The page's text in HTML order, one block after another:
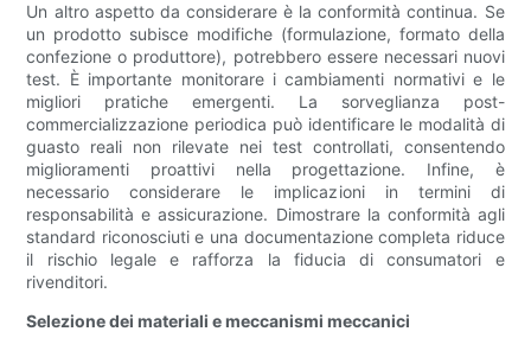
Un altro aspetto da considerare è la conformità continua. Se
un prodotto subisce modifiche (formulazione, formato della
confezione o produttore), potrebbero essere necessari nuovi
test. È importante monitorare i cambiamenti normativi e le
migliori pratiche emergenti. La sorveglianza post-
commercializzazione periodica può identificare le modalità di
guasto reali non rilevate nei test controllati, consentendo
miglioramenti proattivi nella progettazione. Infine, è
necessario considerare le implicazioni in termini di
responsabilità e assicurazione. Dimostrare la conformità agli
standard riconosciuti e una documentazione completa riduce
il rischio legale e rafforza la fiducia di consumatori e
rivenditori.
Selezione dei materiali e meccanismi meccanici